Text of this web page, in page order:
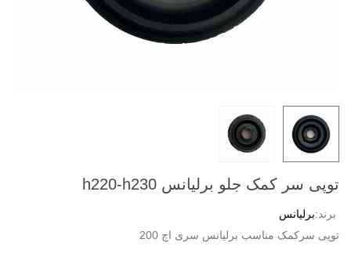
توپی سر کمک جلو برلیانس h220-h230
برند:برلیانس
توپی سرکمک مناسب برلیانس سری اچ 200